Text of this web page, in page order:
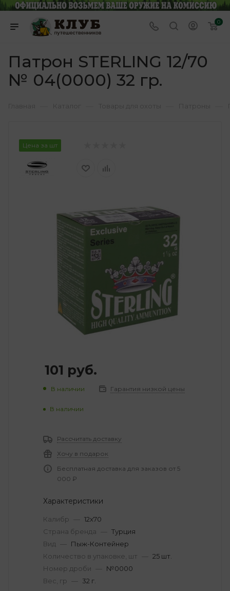
0
Патрон STERLING 12/70
№ 04(0000) 32 гр.
Цена за шт
101 руб.
В наличии Гарантия низкой цены
В наличии
Рассчитать доставку
Хочу в подарок
Бесплатная доставка для заказов от 5
000 ₽
Характеристики
Калибр — 12х70
Страна бренда — Турция
Вид — Пыж-Контейнер
Количество в упаковке, шт — 25 шт.
Номер дроби — №0000
Вес, гр — 32 г.